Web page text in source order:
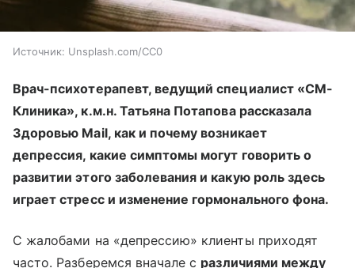
Источник: Unsplash.com/CC0
Врач-психотерапевт, ведущий специалист «СМ-
Клиника», к.м.н. Татьяна Потапова рассказала
Здоровью Mail, как и почему возникает
депрессия, какие симптомы могут говорить о
развитии этого заболевания и какую роль здесь
играет стресс и изменение гормонального фона.
С жалобами на «депрессию» клиенты приходят
часто. Разберемся вначале с различиями между